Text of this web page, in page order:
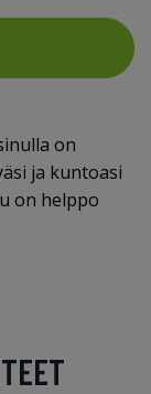
on
ja kuntoasi
on helppo